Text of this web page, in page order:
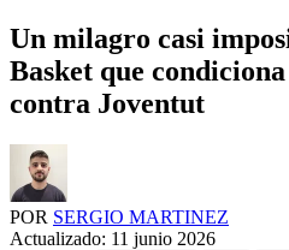
Un milagro casi
Basket que
contra Joventut
POR SERGIO MARTINEZ
Actualizado: 11 junio 2026